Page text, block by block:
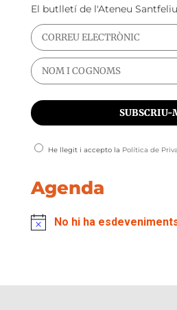
El butlletí de l'Ateneu
He llegit i accepto la Política de
Agenda
No hi ha